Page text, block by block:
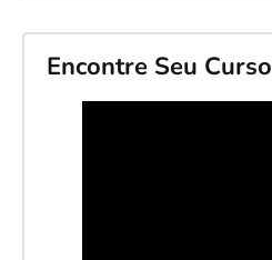
Encontre Seu Curso